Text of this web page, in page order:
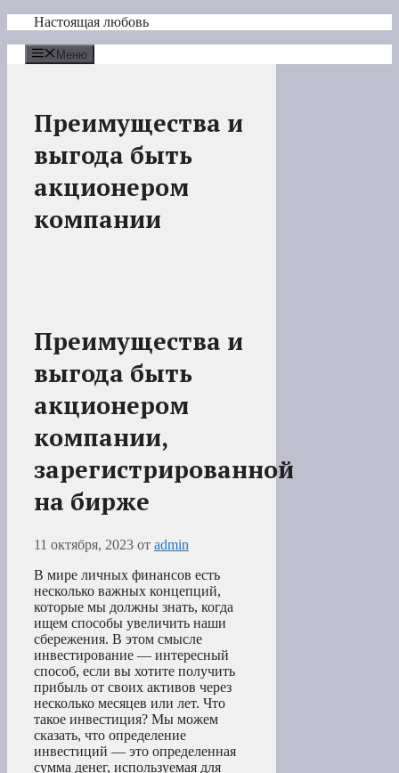
Перейти
содержимому
Настоящая любовь
Меню
Преимущества и
выгода быть
акционером
компании
Преимущества и
выгода быть
акционером
компании,
зарегистрированной
на бирже
11 октября, 2023 от admin
В мире личных финансов есть
несколько важных концепций,
которые мы должны знать, когда
ищем способы увеличить наши
сбережения. В этом смысле
инвестирование — интересный
способ, если вы хотите получить
прибыль от своих активов через
несколько месяцев или лет. Что
такое инвестиция? Мы можем
сказать, что определение
инвестиций — это определенная
сумма денег, используемая для